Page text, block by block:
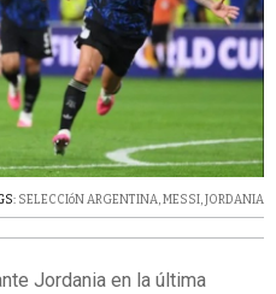
SELECCIóN ARGENTINA,MESSI, JORDANIA
Jordania en la última